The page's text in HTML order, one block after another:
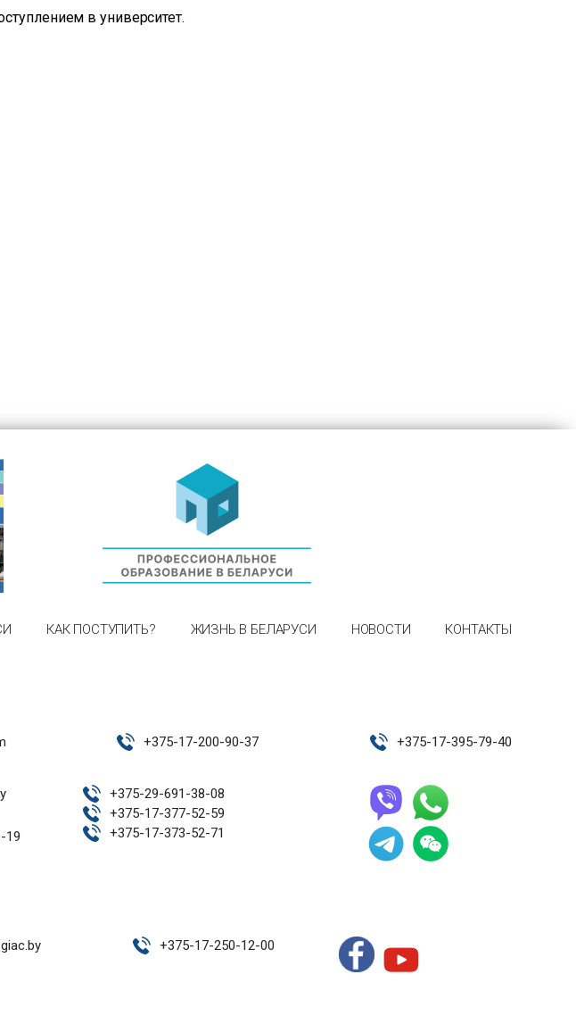
в университет.
КАК ПОСТУПИТЬ? ЖИЗНЬ В БЕЛАРУСИ НОВОСТИ КОНТАКТЫ
+375-17-200-90-37 +375-17-395-79-40
19
+375-29-691-38-08
+375-17-377-52-59
+375-17-373-52-71
+375-17-250-12-00